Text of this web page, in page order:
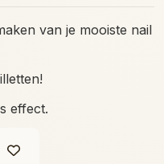
van je mooiste nail
effect.